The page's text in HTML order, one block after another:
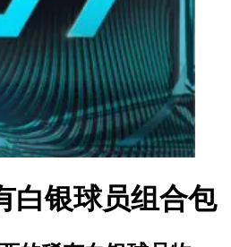
白银球员组合包